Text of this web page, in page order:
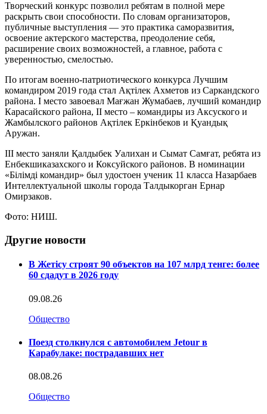
Творческий конкурс позволил ребятам в полной мере
раскрыть свои способности. По словам организаторов,
публичные выступления — это практика саморазвития,
освоение актерского мастерства, преодоление себя,
расширение своих возможностей, а главное, работа с
уверенностью, смелостью.
По итогам военно-патриотического конкурса Лучшим
командиром 2019 года стал Ақтілек Ахметов из Саркандского
района. І место завоевал Мағжан Жумабаев, лучший командир
Карасайского района, ІІ место – командиры из Аксуского и
Жамбылского районов Ақтілек Еркінбеков и Қуандық
Аружан.
ІІІ место заняли Қалдыбек Уалихан и Сымат Самғат, ребята из
Енбекшиказахского и Коксуйского районов. В номинации
«Білімді командир» был удостоен ученик 11 класса Назарбаев
Интеллектуальной школы города Талдыкорган Ернар
Омирзаков.
Фото: НИШ.
Другие новости
В Жетісу строят 90 объектов на 107 млрд тенге: более
60 сдадут в 2026 году
09.08.26
Общество
Поезд столкнулся с автомобилем Jetour в
Карабулаке: пострадавших нет
08.08.26
Общество